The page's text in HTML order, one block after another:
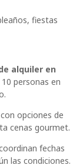
fiestas
alquiler en
personas en
opciones de
cenas gourmet.
fechas
las condiciones.